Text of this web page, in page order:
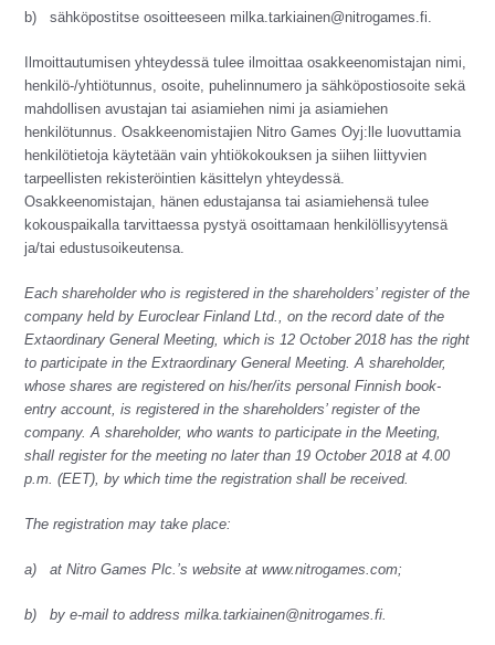
b) sähköpostitse osoitteeseen milka.tarkiainen@nitrogames.fi.
Ilmoittautumisen yhteydessä tulee ilmoittaa osakkeenomistajan nimi,
henkilö-/yhtiötunnus, osoite, puhelinnumero ja sähköpostiosoite sekä
mahdollisen avustajan tai asiamiehen nimi ja asiamiehen
henkilötunnus. Osakkeenomistajien Nitro Games Oyj:lle luovuttamia
henkilötietoja käytetään vain yhtiökokouksen ja siihen liittyvien
tarpeellisten rekisteröintien käsittelyn yhteydessä.
Osakkeenomistajan, hänen edustajansa tai asiamiehensä tulee
kokouspaikalla tarvittaessa pystyä osoittamaan henkilöllisyytensä
ja/tai edustusoikeutensa.
Each shareholder who is registered in the shareholders’ register of the
company held by Euroclear Finland Ltd., on the record date of the
Extaordinary General Meeting, which is 12 October 2018 has the right
to participate in the Extraordinary General Meeting. A shareholder,
whose shares are registered on his/her/its personal Finnish book-
entry account, is registered in the shareholders’ register of the
company. A shareholder, who wants to participate in the Meeting,
shall register for the meeting no later than 19 October 2018 at 4.00
p.m. (EET), by which time the registration shall be received.
The registration may take place:
a) at Nitro Games Plc.’s website at www.nitrogames.com;
b) by e-mail to address milka.tarkiainen@nitrogames.fi.